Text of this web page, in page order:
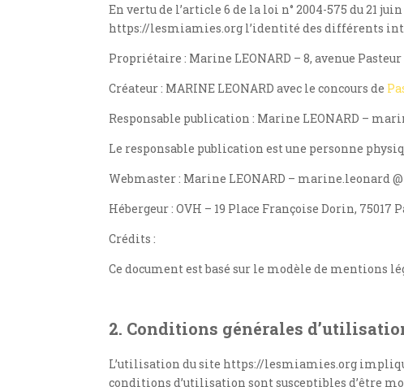
En vertu de l’article 6 de la loi n° 2004-575 du 21
https://lesmiamies.org l’identité des différents
Propriétaire : Marine LEONARD – 8, avenue
Créateur : MARINE LEONARD avec le concours de
Responsable publication : Marine LEONARD –
Le responsable publication est une personne
Webmaster : Marine LEONARD – marine.leonard
Hébergeur : OVH – 19 Place Françoise Dorin, 75017
Crédits :
Ce document est basé sur le modèle de mentions
2. Conditions générales
L’utilisation du site https://lesmiamies.org
conditions d’utilisation sont susceptibles d’être